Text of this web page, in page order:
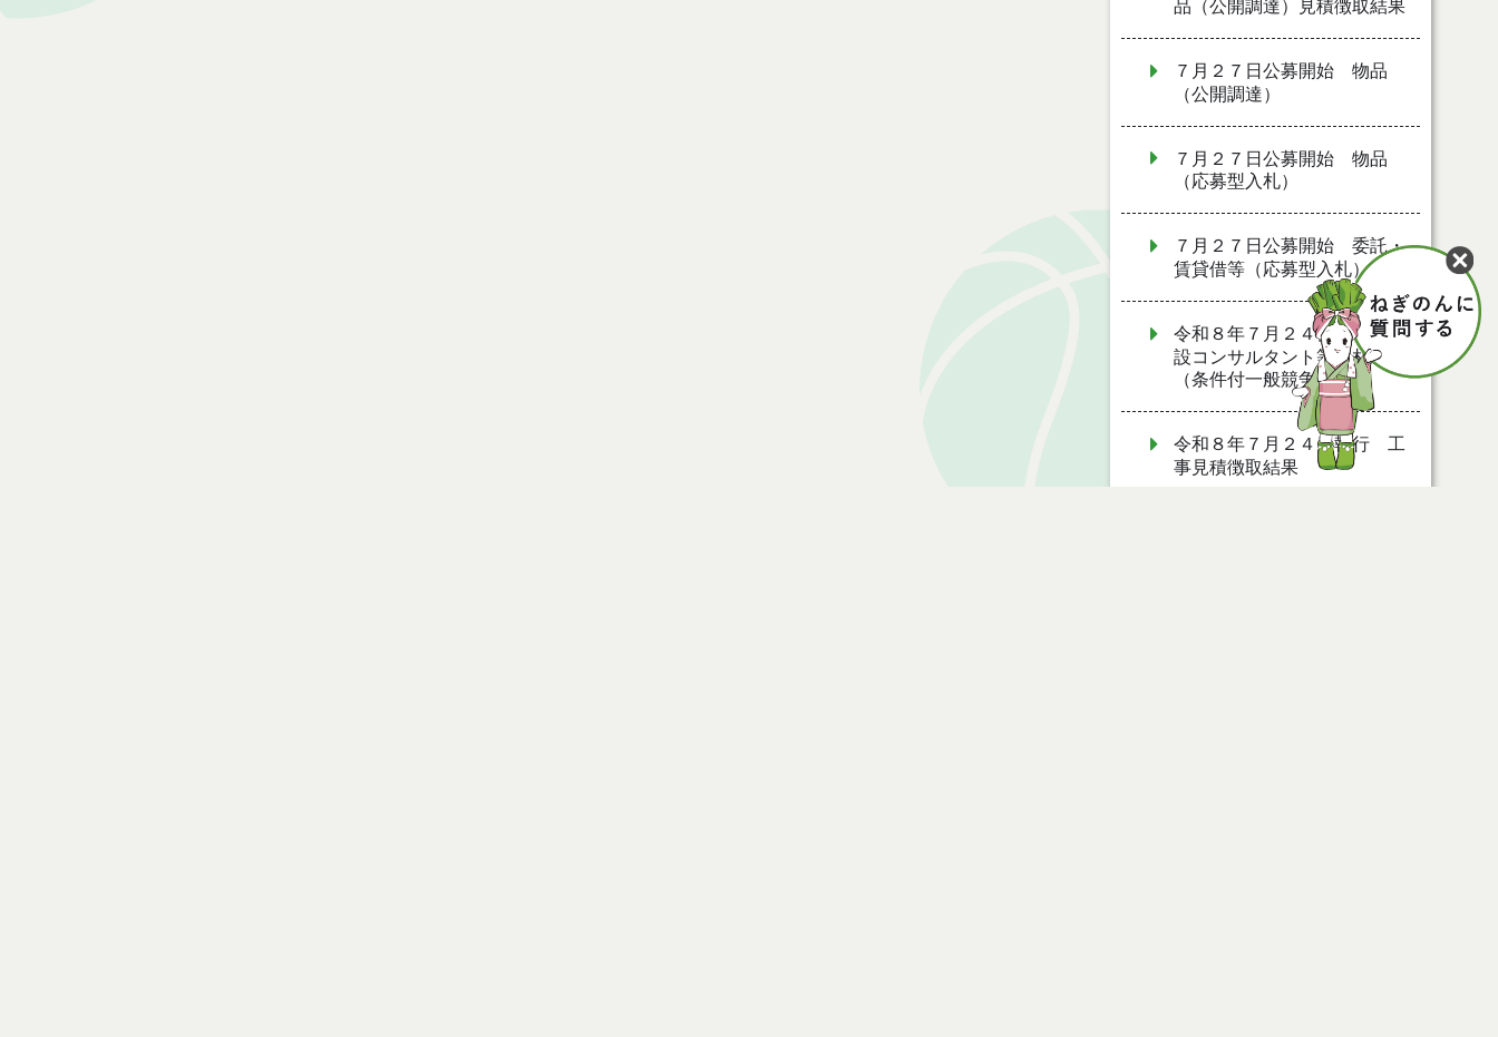
品（公開調達）見積徴取結果
７月２７日公募開始 物品
（公開調達）
７月２７日公募開始 物品
（応募型入札）
７月２７日公募開始 委託・
賃貸借等（応募型入札）
令和８年７月２４日執行 建
設コンサルタント等入札結果
（条件付一般競争入札）
令和８年７月２４日執行 工
事見積徴取結果